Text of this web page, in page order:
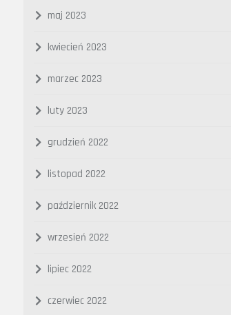
maj 2023
kwiecień 2023
marzec 2023
luty 2023
grudzień 2022
listopad 2022
październik 2022
wrzesień 2022
lipiec 2022
czerwiec 2022